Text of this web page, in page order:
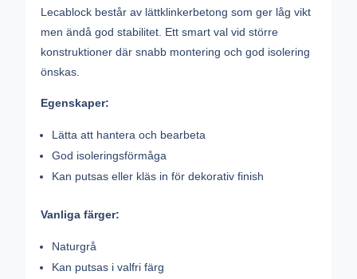
Lecablock består av lättklinkerbetong som ger låg vikt
men ändå god stabilitet. Ett smart val vid större
konstruktioner där snabb montering och god isolering
önskas.
Egenskaper:
Lätta att hantera och bearbeta
God isoleringsförmåga
Kan putsas eller kläs in för dekorativ finish
Vanliga färger:
Naturgrå
Kan putsas i valfri färg